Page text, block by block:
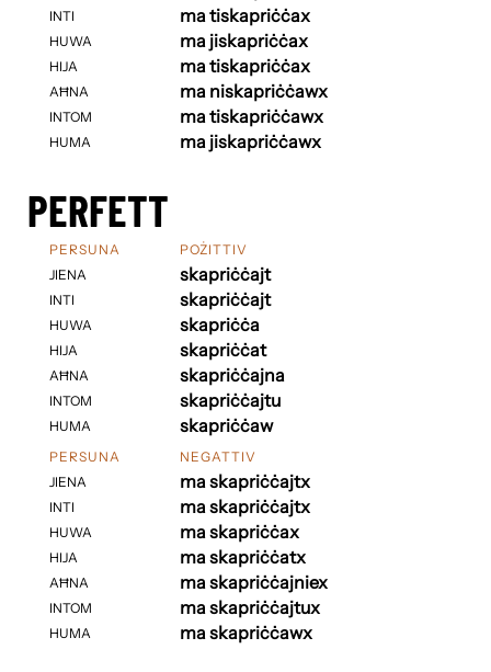
INTI
HUWA
HIJA
AĦNA
INTOM
HUMA
ma tiskapriċċax
ma jiskapriċċax
ma tiskapriċċax
ma niskapriċċawx
ma tiskapriċċawx
ma jiskapriċċawx
PERFETT
PERSUNA
JIENA
INTI
HUWA
HIJA
AĦNA
INTOM
HUMA
POŻITTIV
skapriċċajt
skapriċċajt
skapriċċa
skapriċċat
skapriċċajna
skapriċċajtu
skapriċċaw
PERSUNA
JIENA
INTI
HUWA
HIJA
AĦNA
INTOM
HUMA
NEGATTIV
ma skapriċċajtx
ma skapriċċajtx
ma skapriċċax
ma skapriċċatx
ma skapriċċajniex
ma skapriċċajtux
ma skapriċċawx